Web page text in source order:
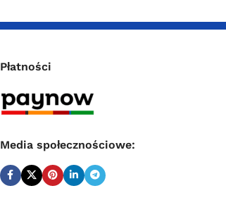
Płatności
Media społecznościowe: